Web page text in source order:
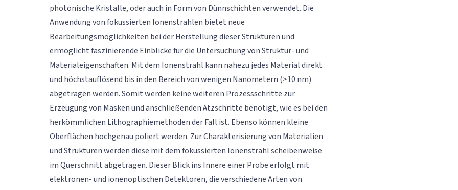
photonische Kristalle, oder auch in Form von Dünnschichten verwendet. Die
Anwendung von fokussierten Ionenstrahlen bietet neue
Bearbeitungsmöglichkeiten bei der Herstellung dieser Strukturen und
ermöglicht faszinierende Einblicke für die Untersuchung von Struktur- und
Materialeigenschaften. Mit dem Ionenstrahl kann nahezu jedes Material direkt
und höchstauflösend bis in den Bereich von wenigen Nanometern (>10 nm)
abgetragen werden. Somit werden keine weiteren Prozessschritte zur
Erzeugung von Masken und anschließenden Ätzschritte benötigt, wie es bei den
herkömmlichen Lithographiemethoden der Fall ist. Ebenso können kleine
Oberflächen hochgenau poliert werden. Zur Charakterisierung von Materialien
und Strukturen werden diese mit dem fokussierten Ionenstrahl scheibenweise
im Querschnitt abgetragen. Dieser Blick ins Innere einer Probe erfolgt mit
elektronen- und ionenoptischen Detektoren, die verschiedene Arten von